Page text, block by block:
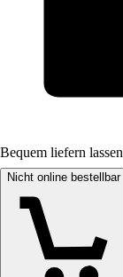
Bequem liefern lassen
Nicht online bestellbar